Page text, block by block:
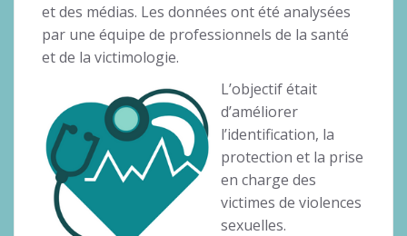
et des médias. Les données ont été analysées
par une équipe de professionnels de la santé
et de la victimologie.
L’objectif était
d’améliorer
l’identification, la
protection et la prise
en charge des
victimes de violences
sexuelles.